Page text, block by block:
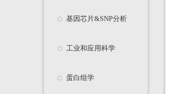
基因芯片&SNP分析
工业和应用科学
蛋白组学